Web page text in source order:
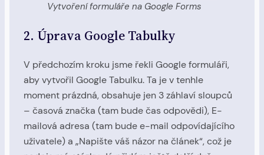
Vytvoření formuláře na Google Forms
2. Úprava Google Tabulky
V předchozím kroku jsme řekli Google formuláři,
aby vytvořil Google Tabulku. Ta je v tenhle
moment prázdná, obsahuje jen 3 záhlaví sloupců
– časová značka (tam bude čas odpovědi), E-
mailová adresa (tam bude e-mail odpovídajícího
uživatele) a „Napište váš názor na článek“, což je